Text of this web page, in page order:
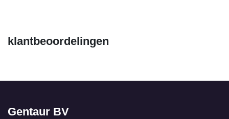
klantbeoordelingen
Gentaur BV